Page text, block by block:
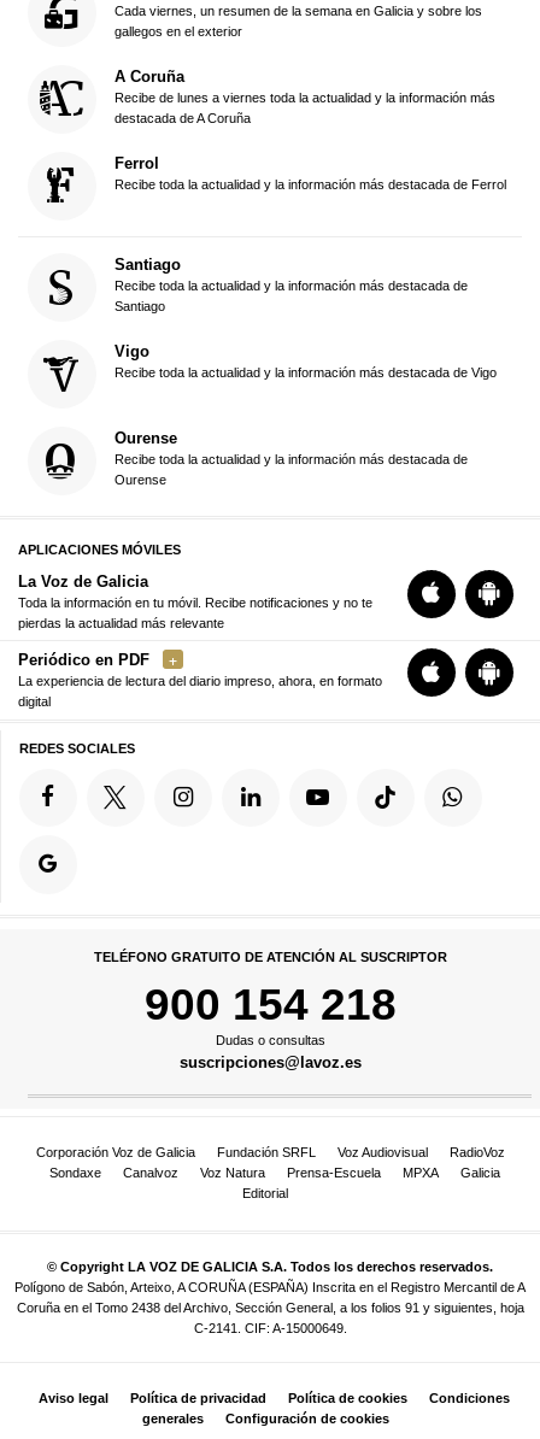
Cada viernes, un resumen de la semana en Galicia y sobre los
gallegos en el exterior
A Coruña
Recibe de lunes a viernes toda la actualidad y la información más
destacada de A Coruña
Ferrol
Recibe toda la actualidad y la información más destacada de Ferrol
Santiago
Recibe toda la actualidad y la información más destacada de
Santiago
Vigo
Recibe toda la actualidad y la información más destacada de Vigo
Ourense
Recibe toda la actualidad y la información más destacada de
Ourense
APLICACIONES MÓVILES
La Voz de Galicia
Toda la información en tu móvil. Recibe notificaciones y no te
pierdas la actualidad más relevante
Periódico en PDF
La experiencia de lectura del diario impreso, ahora, en formato
digital
REDES SOCIALES
TELÉFONO GRATUITO DE ATENCIÓN AL SUSCRIPTOR
900 154 218
Dudas o consultas
suscripciones@lavoz.es
Corporación Voz de Galicia Fundación SRFL Voz Audiovisual
RadioVoz
Sondaxe
Canalvoz Voz Natura Prensa-Escuela MPXA
Galicia
Editorial
© Copyright LA VOZ DE GALICIA S.A. Todos los derechos reservados.
Polígono de Sabón, Arteixo, A CORUÑA (ESPAÑA) Inscrita en el Registro Mercantil de A
Coruña en el Tomo 2438 del Archivo, Sección General, a los folios 91 y siguientes, hoja
C-2141. CIF: A-15000649.
Aviso legal Política de privacidad Política de cookies
Condiciones
generales
Configuración de cookies